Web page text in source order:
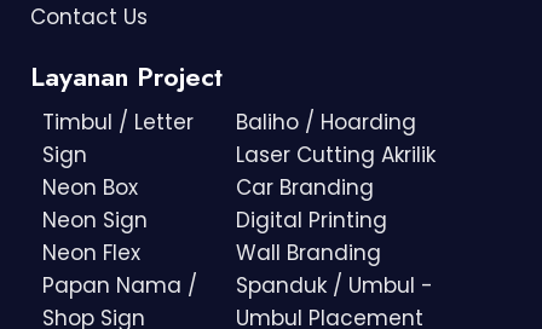
Contact Us
Layanan Project
Timbul / Letter
Sign
Neon Box
Neon Sign
Neon Flex
Papan Nama /
Shop Sign
Baliho / Hoarding
Laser Cutting Akrilik
Car Branding
Digital Printing
Wall Branding
Spanduk / Umbul -
Umbul Placement